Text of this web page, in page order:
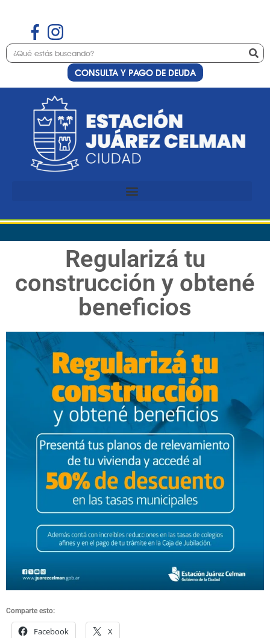
CONSULTA Y PAGO DE DEUDA
Regularizá tu
construcción y obtené
beneficios
Comparte esto:
Facebook X